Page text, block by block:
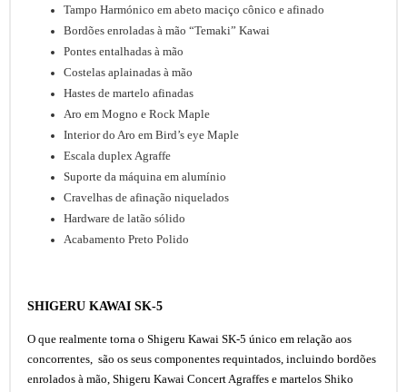
Tampo Harmónico em abeto maciço cônico e afinado
Bordões enroladas à mão “Temaki” Kawai
Pontes entalhadas à mão
Costelas aplainadas à mão
Hastes de martelo afinadas
Aro em Mogno e Rock Maple
Interior do Aro em Bird’s eye Maple
Escala duplex Agraffe
Suporte da máquina em alumínio
Cravelhas de afinação niquelados
Hardware de latão sólido
Acabamento Preto Polido
SHIGERU KAWAI SK-5
O que realmente torna o Shigeru Kawai SK-5 único em relação aos
concorrentes, são os seus componentes requintados, incluindo bordões
enrolados à mão, Shigeru Kawai Concert Agraffes e martelos Shiko